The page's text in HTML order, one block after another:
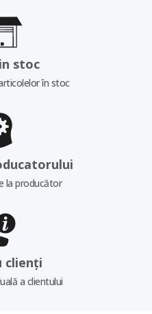
stoc
în stoc
la producător
clienți
a clientului